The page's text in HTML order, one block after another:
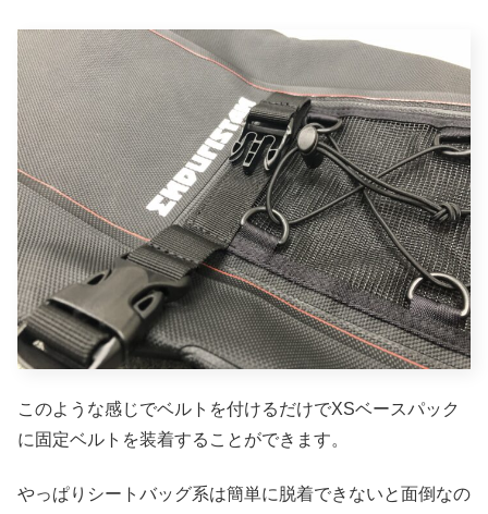
このような感じでベルトを付けるだけでXSベースパック
に固定ベルトを装着することができます。
やっぱりシートバッグ系は簡単に脱着できないと面倒なの